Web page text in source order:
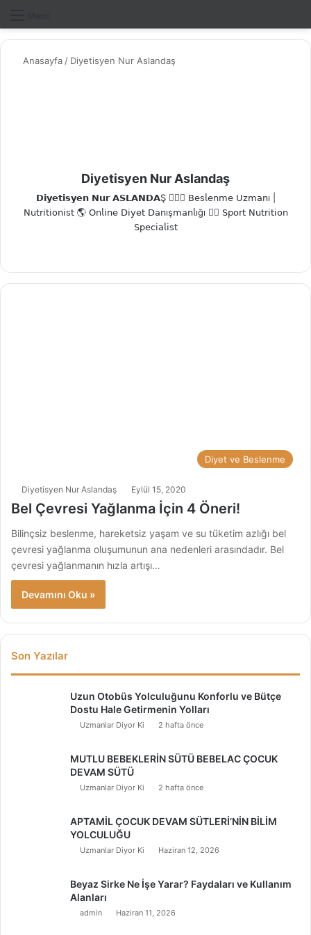
Anasayfa / Diyetisyen Nur Aslandaş
Diyetisyen Nur Aslandaş
𝗗𝗶𝘆𝗲𝘁𝗶𝘀𝘆𝗲𝗻 𝗡𝘂𝗿 𝗔𝗦𝗟𝗔𝗡𝗗𝗔Ş 👩🏼‍⚕️ 𝖡𝖾𝗌𝗅𝖾𝗇𝗆𝖾 𝖴𝗓𝗆𝖺𝗇ı |
𝖭𝗎𝗍𝗋𝗂𝗍𝗂𝗈𝗇𝗂𝗌𝗍 🌎 𝖮𝗇𝗅𝗂𝗇𝖾 𝖣𝗂𝗒𝖾𝗍 𝖣𝖺𝗇ış𝗆𝖺𝗇𝗅ığı 🏋🏻 𝖲𝗉𝗈𝗋𝗍 𝖭𝗎𝗍𝗋𝗂𝗍𝗂𝗈𝗇
𝖲𝗉𝖾𝖼𝗂𝖺𝗅𝗂𝗌𝗍
ra
Diyet ve Beslenme
Diyetisyen Nur Aslandaş Eylül 15, 2020
Bel Çevresi Yağlanma İçin 4 Öneri!
Bilinçsiz beslenme, hareketsiz yaşam ve su tüketim azlığı bel
çevresi yağlanma oluşumunun ana nedenleri arasındadır. Bel
çevresi yağlanmanın hızla artışı…
Devamını Oku »
Son Yazılar
Uzun Otobüs Yolculuğunu Konforlu ve Bütçe
Dostu Hale Getirmenin Yolları
Uzmanlar Diyor Ki 2 hafta önce
MUTLU BEBEKLERİN SÜTÜ BEBELAC ÇOCUK
DEVAM SÜTÜ
Uzmanlar Diyor Ki 2 hafta önce
APTAMİL ÇOCUK DEVAM SÜTLERİ’NİN BİLİM
YOLCULUĞU
Uzmanlar Diyor Ki Haziran 12, 2026
Beyaz Sirke Ne İşe Yarar? Faydaları ve Kullanım
Alanları
admin Haziran 11, 2026